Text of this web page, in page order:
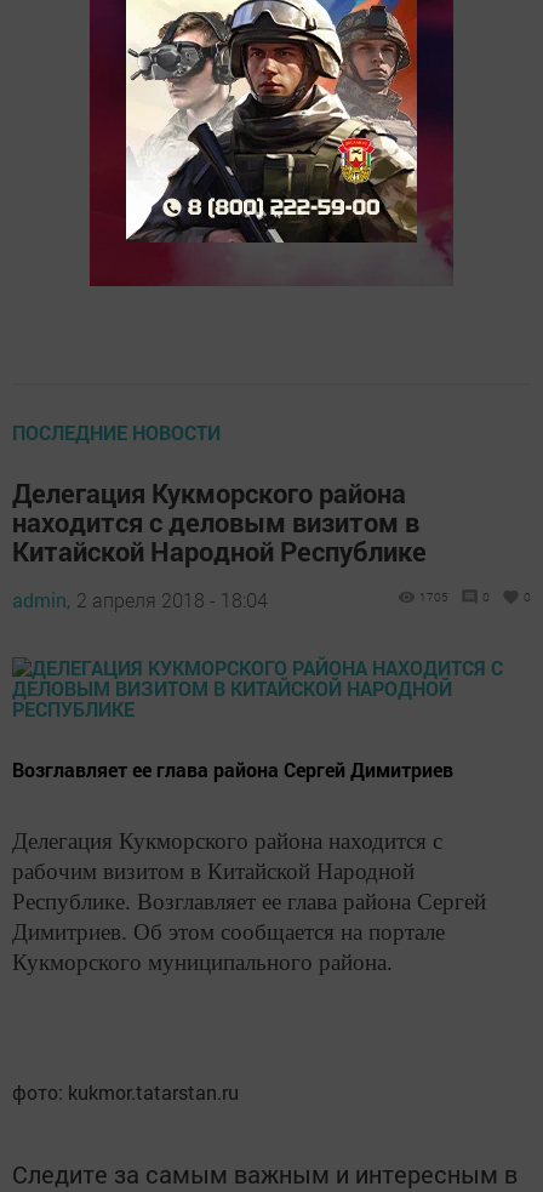
ПОСЛЕДНИЕ НОВОСТИ
Делегация Кукморского района
находится с деловым визитом в
Китайской Народной Республике
admin, 2 апреля 2018 - 18:04 1705 0 0
Возглавляет ее глава района Сергей Димитриев
Делегация Кукморского района находится с
рабочим визитом в Китайской Народной
Республике. Возглавляет ее глава района Сергей
Димитриев. Об этом сообщается на портале
Кукморского муниципального района.
фото: kukmor.tatarstan.ru
Следите за самым важным и интересным в